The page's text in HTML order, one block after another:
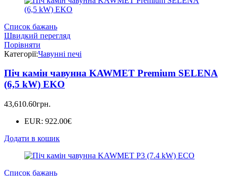
Список бажань
Швидкий перегляд
Порівняти
Категорії:Чавунні печі
Піч камін чавунна KAWMET Premium SELENA
(6,5 kW) EKO
43,610.60грн.
EUR: 922.00€
Додати в кошик
Список бажань